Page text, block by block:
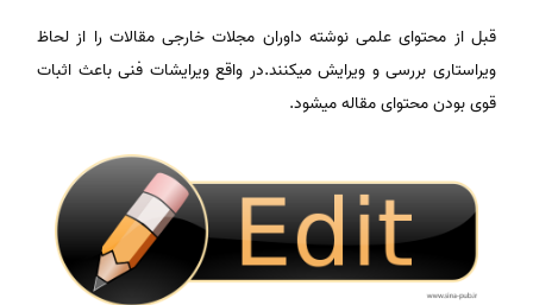
قبل از محتوای علمی نوشته داوران مجلات خارجی مقالات را از لحاظ
ویراستاری بررسی و ویرایش میکنند.در واقع ویرایشات فنی باعث اثبات
قوی بودن محتوای مقاله میشود.